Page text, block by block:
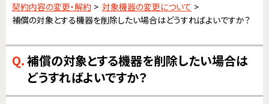
契約内容の変更・解約
対象機器の変更について
補償の対象とする機器を削除したい場合はどうすればよいですか？
補償の対象とする機器を削除したい場合は
どうすればよいですか？